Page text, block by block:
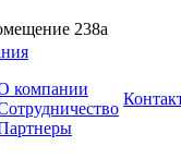
238а
компании